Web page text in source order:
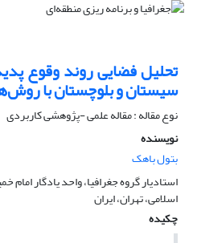
تحلیل فضایی روند وقوع
سیستان و بلوچستان با
نوع مقاله : مقاله علمی -پژوهشی کاربردی
نویسنده
بتول باهک
استادیار گروه جغرافیا، واحد یادگار
اسلامی، تهران، ایران
چکیده